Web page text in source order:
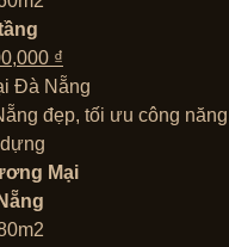
₫.
₫
hiện
tại
1,500,000 ₫.
đẹp, tối ưu công năng
Mại